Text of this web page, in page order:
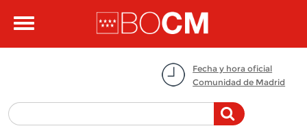
Toggle
Fecha y hora oficial
Comunidad de Madrid